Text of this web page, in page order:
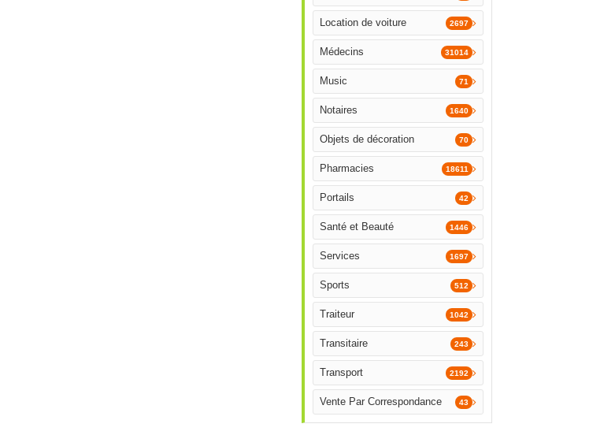
Location de voiture 2697
Médecins 31014
Music 71
Notaires 1640
Objets de décoration 70
Pharmacies 18611
Portails 42
Santé et Beauté 1446
Services 1697
Sports 512
Traiteur 1042
Transitaire 243
Transport 2192
Vente Par Correspondance 43